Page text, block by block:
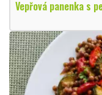
Vepřová panenka s